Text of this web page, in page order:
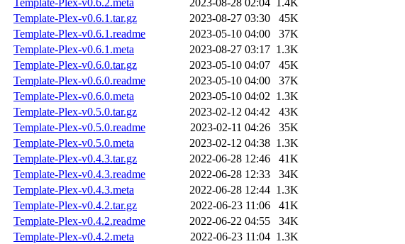
Template-Plex-v0.6.2.meta
2023-08-28 02:04 1.4K
Template-Plex-v0.6.1.tar.gz
2023-08-27 03:30
45K
Template-Plex-v0.6.1.readme
2023-05-10 04:00
37K
Template-Plex-v0.6.1.meta
2023-08-27 03:17 1.3K
Template-Plex-v0.6.0.tar.gz
2023-05-10 04:07
45K
Template-Plex-v0.6.0.readme
2023-05-10 04:00
37K
Template-Plex-v0.6.0.meta
2023-05-10 04:02 1.3K
Template-Plex-v0.5.0.tar.gz
2023-02-12 04:42
43K
Template-Plex-v0.5.0.readme
2023-02-11 04:26
35K
Template-Plex-v0.5.0.meta
2023-02-12 04:38 1.3K
Template-Plex-v0.4.3.tar.gz
2022-06-28 12:46
41K
Template-Plex-v0.4.3.readme
2022-06-28 12:33
34K
Template-Plex-v0.4.3.meta
2022-06-28 12:44 1.3K
Template-Plex-v0.4.2.tar.gz
2022-06-23 11:06
41K
Template-Plex-v0.4.2.readme
2022-06-22 04:55
34K
Template-Plex-v0.4.2.meta
2022-06-23 11:04 1.3K